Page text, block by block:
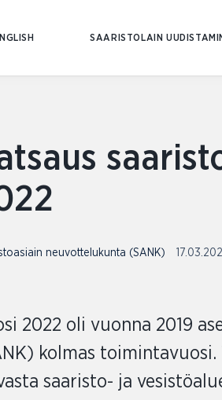
SAARISTOLAIN
neuvottelukunta (SANK)
2022 oli vuonna 2019
kolmas
saaristo- ja